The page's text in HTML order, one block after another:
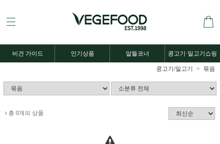
비건 가이드 인기상품 알뜰코너 콩고기·밀고기쇼핑
콩고기/밀고기 묶음
총 0개의 상품